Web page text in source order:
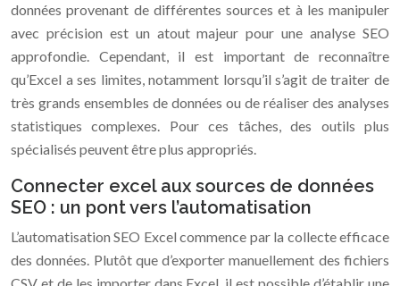
données provenant de différentes sources et à les manipuler
avec précision est un atout majeur pour une analyse SEO
approfondie. Cependant, il est important de reconnaître
qu’Excel a ses limites, notamment lorsqu’il s’agit de traiter de
très grands ensembles de données ou de réaliser des analyses
statistiques complexes. Pour ces tâches, des outils plus
spécialisés peuvent être plus appropriés.
Connecter excel aux sources de données
SEO : un pont vers l’automatisation
L’automatisation SEO Excel commence par la collecte efficace
des données. Plutôt que d’exporter manuellement des fichiers